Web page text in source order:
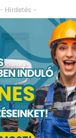
- Hirdetés -